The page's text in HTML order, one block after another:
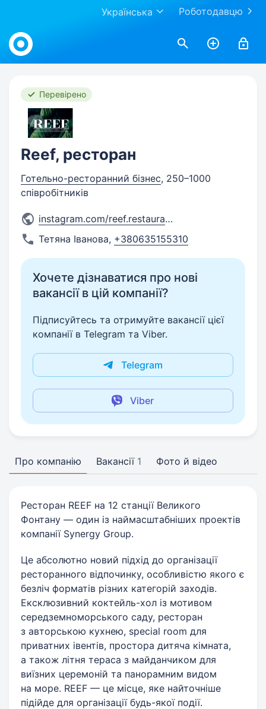
Роботодавцю
Українська
Work.ua
Перевірено
Reef, ресторан
Готельно-ресторанний бізнес, 250–1000
співробітників
instagram.com/reef.restauran...
Тетяна Іванова, +380635155310
Хочете дізнаватися про нові
вакансії в цій компанії?
Підписуйтесь та отримуйте вакансії цієї
компанії в Telegram та Viber.
Telegram
Viber
Про компанію Вакансії 1 Фото й відео
Ресторан REEF на 12 станції Великого
Фонтану — один із наймасштабніших проектів
компанії Synergy Group.
Це абсолютно новий підхід до організації
ресторанного відпочинку, особливістю якого є
безліч форматів різних категорій заходів.
Ексклюзивний коктейль-хол із мотивом
середземноморського саду, ресторан
з авторською кухнею, special room для
приватних івентів, простора дитяча кімната,
а також літня тераса з майданчиком для
виїзних церемоній та панорамним видом
на море. REEF — це місце, яке найточніше
підійде для організації будь-якої події.